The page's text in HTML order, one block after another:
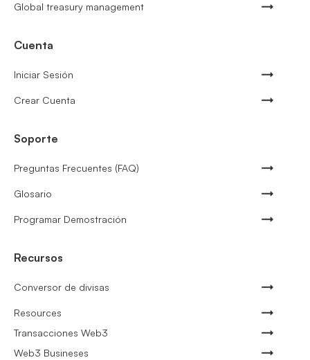
Global treasury management
Cuenta
Iniciar Sesión
Crear Cuenta
Soporte
Preguntas Frecuentes (FAQ)
Glosario
Programar Demostración
Recursos
Conversor de divisas
Resources
Transacciones Web3
Web3 Busineses